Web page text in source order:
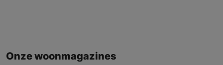
Onze woonmagazines